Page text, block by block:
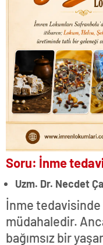
Soru: İnme
Uzm. Dr. Necdet
İnme tedavisinde
müdahaledir.
bağımsız bir